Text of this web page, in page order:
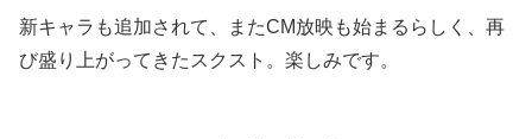
新キャラも追加されて、またCM放映も始まるらしく、再
び盛り上がってきたスクスト。楽しみです。